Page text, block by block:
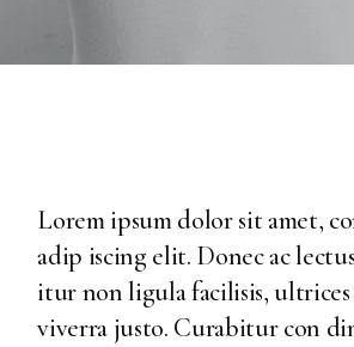
Lorem ipsum dolor sit amet,
adip iscing elit. Donec ac
itur non ligula facilisis, ultrices
viverra justo. Curabitur con